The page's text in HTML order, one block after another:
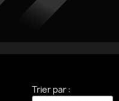
Trier par :